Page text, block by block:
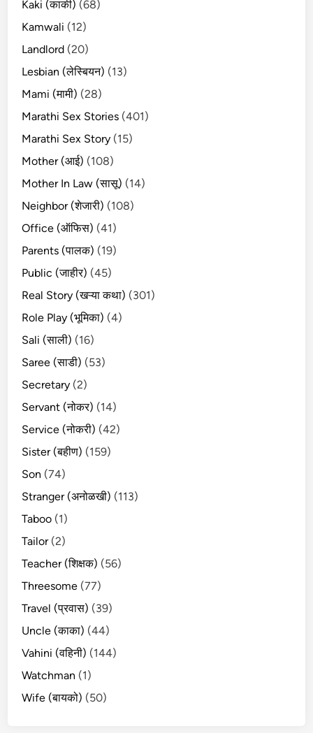
Kaki (काकी) (68)
Kamwali (12)
Landlord (20)
Lesbian (लेस्बियन) (13)
Mami (मामी) (28)
Marathi Sex Stories (401)
Marathi Sex Story (15)
Mother (आई) (108)
Mother In Law (सासू) (14)
Neighbor (शेजारी) (108)
Office (ऑफिस) (41)
Parents (पालक) (19)
Public (जाहीर) (45)
Real Story (खऱ्या कथा) (301)
Role Play (भूमिका) (4)
Sali (साली) (16)
Saree (साडी) (53)
Secretary (2)
Servant (नोकर) (14)
Service (नोकरी) (42)
Sister (बहीण) (159)
Son (74)
Stranger (अनोळखी) (113)
Taboo (1)
Tailor(2)
Teacher (शिक्षक) (56)
Threesome (77)
Travel (प्रवास) (39)
Uncle (काका) (44)
Vahini (वहिनी) (144)
Watchman (1)
Wife (बायको) (50)